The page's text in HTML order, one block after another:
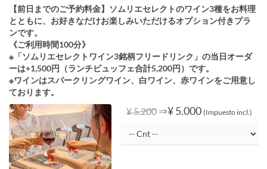
【前日までのご予約料金】ソムリエセレクトのワイン3種をお料理
とともに、お好きなだけお楽しみいただけるオプション付きプラ
ンです。
《ご利用時間100分》
※「ソムリエセレクトワイン3銘柄フリードリンク」の当日オーダ
ーは+1,500円（ランチビュッフェ合計5,200円）です。
※ワインはスパークリングワイン、白ワイン、赤ワインをご用意し
ております。
¥ 5.200 ⇒¥ 5.000 (Impuesto incl.)